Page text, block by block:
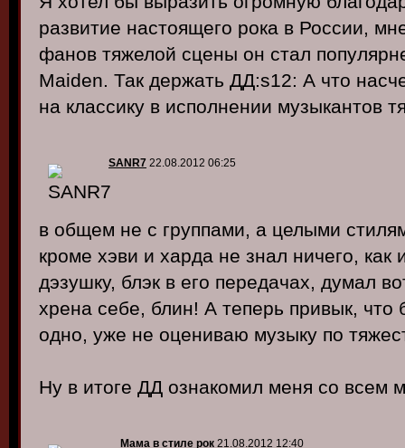
развитие настоящего рока в России,
фанов тяжелой сцены он стал
Maiden. Так держать ДД:s12: А что
на классику в исполнении музыкантов
SANR7 22.08.2012 06:25
в общем не с группами, а целыми
кроме хэви и харда не знал ничего,
дэзушку, блэк в его передачах, думал
хрена себе, блин! А теперь привык, что
одно, уже не оцениваю музыку по
Ну в итоге ДД ознакомил меня со всем
Мама в стиле рок 21.08.2012 12:40